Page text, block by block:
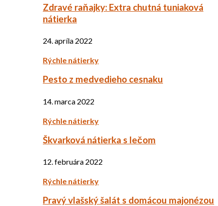
Zdravé raňajky: Extra chutná tuniaková
nátierka
24. apríla 2022
Rýchle nátierky
Pesto z medvedieho cesnaku
14. marca 2022
Rýchle nátierky
Škvarková nátierka s lečom
12. februára 2022
Rýchle nátierky
Pravý vlašský šalát s domácou majonézou